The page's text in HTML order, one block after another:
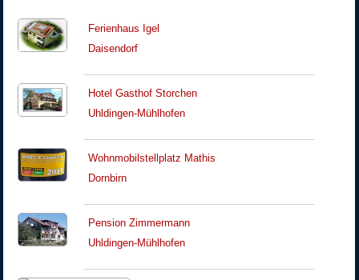
Ferienhaus Igel
Daisendorf
Hotel Gasthof Storchen
Uhldingen-Mühlhofen
Wohnmobilstellplatz Mathis
Dornbirn
Pension Zimmermann
Uhldingen-Mühlhofen